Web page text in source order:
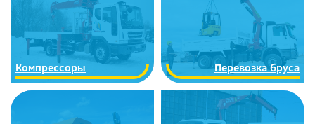
Компрессоры Перевозка бруса